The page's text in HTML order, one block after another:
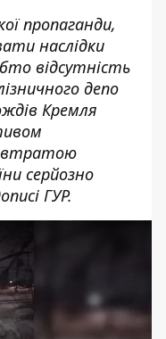
пропаганди,
наслідки
відсутність
депо
Кремля
втратою
серйозно
ГУР.